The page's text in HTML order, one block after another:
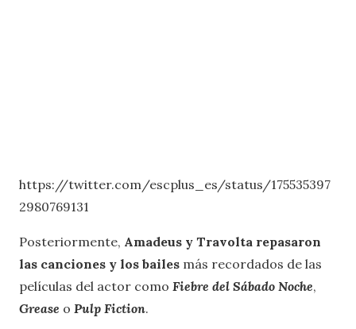
https://twitter.com/escplus_es/status/175535397
2980769131
Posteriormente, Amadeus y Travolta repasaron
las canciones y los bailes más recordados de las
películas del actor como Fiebre del Sábado Noche,
Grease o Pulp Fiction.